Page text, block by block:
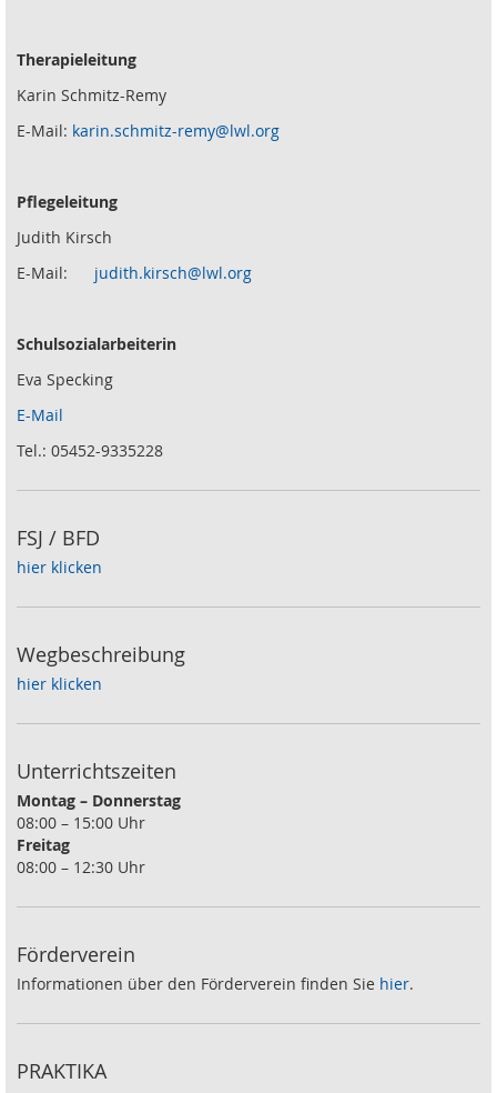
Therapieleitung
Karin Schmitz-Remy
E-Mail: karin.schmitz-remy@lwl.org
Pflegeleitung
Judith Kirsch
E-Mail: judith.kirsch@lwl.org
Schulsozialarbeiterin
Eva Specking
E-Mail
Tel.: 05452-9335228
FSJ / BFD
hier klicken
Wegbeschreibung
hier klicken
Unterrichtszeiten
Montag – Donnerstag
08:00 – 15:00 Uhr
Freitag
08:00 – 12:30 Uhr
Förderverein
Informationen über den Förderverein finden Sie hier.
PRAKTIKA